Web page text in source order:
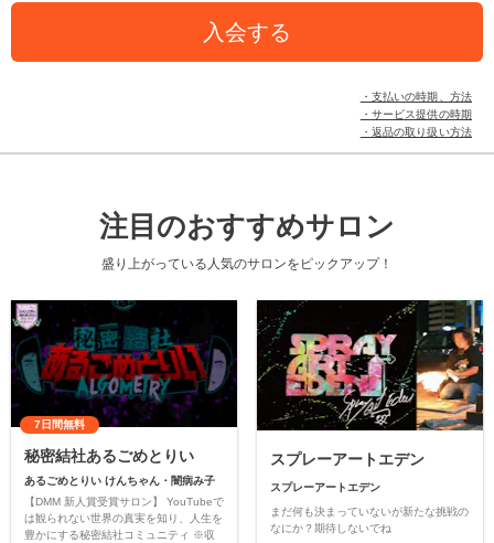
入会する
・支払いの時期、方法
・サービス提供の時期
・返品の取り扱い方法
注目のおすすめサロン
盛り上がっている人気のサロンをピックアップ！
7日間無料
秘密結社あるごめとりい
あるごめとりい けんちゃん・闇病み子
【DMM 新人賞受賞サロン】 YouTubeで
は観られない世界の真実を知り、人生を
豊かにする秘密結社コミュニティ ※収
スプレーアートエデン
スプレーアートエデン
まだ何も決まっていないが新たな挑戦の
なにか？期待しないでね